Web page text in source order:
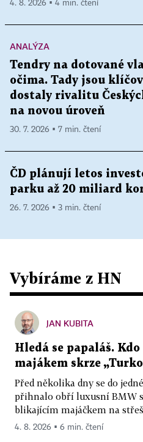
4. 8. 2026 ▪ 4 min. čtení
ANALÝZA
Tendry na dotované
očima. Tady jsou
dostaly rivalitu
na novou úroveň
30. 7. 2026 ▪ 7 min. čtení
ČD plánují letos
parku až 20 miliard
26. 7. 2026 ▪ 3 min. čtení
Vybíráme z HN
JAN KUBITA
Hledá se papaláš.
majákem skrze
Před několika dny se do
přihnalo obří luxusní BMW
blikajícím majáčkem na
4. 8. 2026 ▪ 6 min. čtení